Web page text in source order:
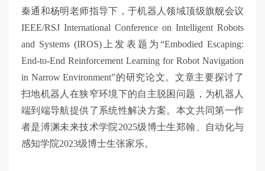
大
智
慧
秦通和杨明老师指导下，于机器人领域顶级旗舰会议
IEEE/RSJ International Conference on Intelligent Robots
and Systems (IROS)上发表题为“Embodied Escaping:
End-to-End Reinforcement Learning for Robot Navigation
in Narrow Environment”的研究论文。文章主要探讨了
扫地机器人在狭窄环境下的自主脱困问题，为机器人
端到端导航提供了系统性解决方案。本文共同第一作
者是溥渊未来技术学院2025级博士生郑翰、自动化与
感知学院2023级博士生张家乐。